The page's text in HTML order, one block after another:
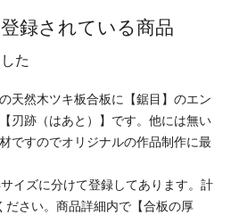
録されている商品
た
天然木ツキ板合板に【鋸目】のエン
刃跡（はあと）】です。他には無い
ですのでオリジナルの作品制作に最
イズに分けて登録してあります。計
ださい。商品詳細内で【合板の厚